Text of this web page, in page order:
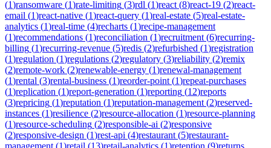
(1)ransomware (1)rate-limiting (3)rdl (1)react (8)react-19 (2)react-
email (1)react-native (1)react-query (1)real-estate (5)real-estate-
analytics (1)real-time (4)recharts (1)recipe-management
(1)recommendations (1)reconciliation (1)recruitment (6)recurring-
billing (1)recurring-revenue (5)redis (2)refurbished (1)registration
(1)regulation (1)regulations (2)regulatory (3)reliability (2)remix
(2)remote-work (2)renewable-energy (1)renewal-management
(1)rental (3)rental-business (1)reorder-point (1)repeat-purchases
(1)replication (1)report-generation (1)reporting (12)reports
(3)repricing (1)reputation (1)reputation-management (2)reserved-
instances (1)resilience (2)resource-allocation (1)resource-planning
(1)resource-scheduling (2)responsible-ai (2)responsive
(2)responsive-design (1)rest-api (4)restaurant (5)restaurant-
management (1)retail (13)retail-analytics (1)retention (9)returns